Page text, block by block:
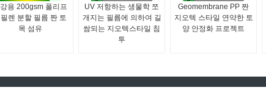
용 200gsm 폴리프
렌 분할 필름 짠 토
목 섬유
UV 저항하는 생물학 쪼
개지는 필름에 의하여 길
쌈되는 지오텍스타일 침
투
Geomembrane PP 짠
지오텍 스타일 연약한 토
양 안정화 프로젝트